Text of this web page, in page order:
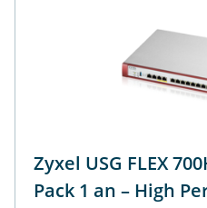
Zyxel USG FLEX
Pack 1 an